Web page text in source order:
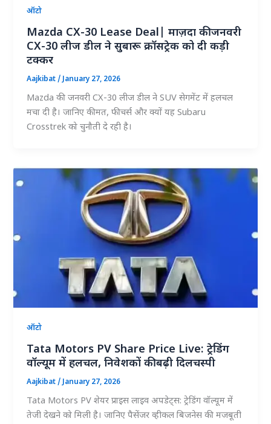
ऑटो
Mazda CX-30 Lease Deal| माज़दा की जनवरी
CX-30 लीज डील ने सुबारू क्रॉसट्रेक को दी कड़ी
टक्कर
Aajkibat/January 27, 2026
Mazda की जनवरी CX-30 लीज डील ने SUV सेगमेंट में हलचल
मचा दी है। जानिए कीमत, फीचर्स और क्यों यह Subaru
Crosstrek को चुनौती दे रही है।
ऑटो
Tata Motors PV Share Price Live: ट्रेडिंग
वॉल्यूम में हलचल, निवेशकों की बढ़ी दिलचस्पी
Aajkibat/January 27, 2026
Tata Motors PV शेयर प्राइस लाइव अपडेट्स: ट्रेडिंग वॉल्यूम में
तेजी देखने को मिली है। जानिए पैसेंजर व्हीकल बिजनेस की मजबूती